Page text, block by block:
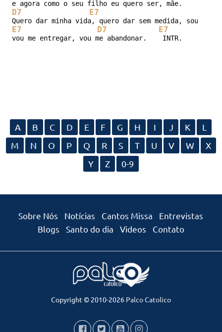
D7
E7
E7
D7 E7
vou me entregar, vou me abandonar.    INTR.
A B C D E F G H I J K
L
M
N O P Q R S T U V W
X
Y
Z 0-9
Sobre Nós Notícias Cantos Missa
Entrevistas
Blogs
Santo do dia Videos Contato
Copyright © 2010-2026 Palco Catolico